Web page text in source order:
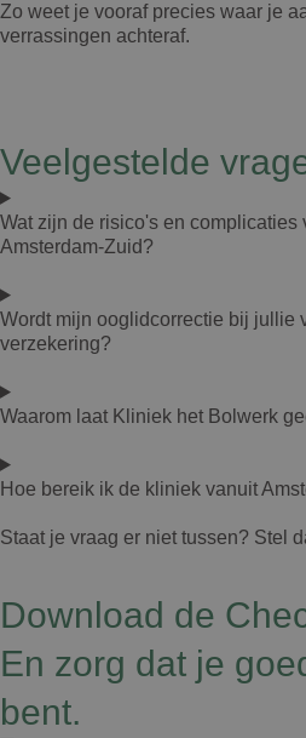
Zo weet je vooraf precies waar je
verrassingen achteraf.
Veelgestelde
Wat zijn de risico's en complicaties
Amsterdam-Zuid?
Wordt mijn ooglidcorrectie bij jullie
verzekering?
Waarom laat Kliniek het Bolwerk
Hoe bereik ik de kliniek vanuit
Staat je vraag er niet tussen? Stel
Download de
En zorg dat je
bent.